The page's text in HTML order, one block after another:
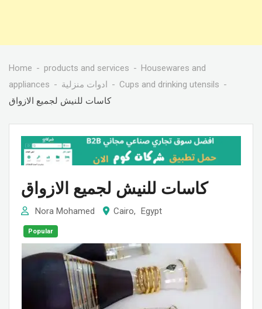
Home products and services
Housewares and
appliances
ادوات منزلية
Cups and drinking utensils
كاسات للنيش لجميع الازواق
كاسات للنيش لجميع الازواق
Nora Mohamed Cairo, Egypt
Popular